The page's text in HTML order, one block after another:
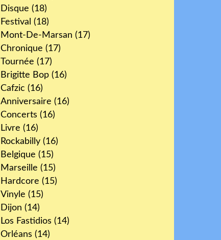
Disque (18)
Festival (18)
Mont-De-Marsan (17)
Chronique (17)
Tournée (17)
Brigitte Bop (16)
Cafzic (16)
Anniversaire (16)
Concerts (16)
Livre (16)
Rockabilly (16)
Belgique (15)
Marseille (15)
Hardcore (15)
Vinyle (15)
Dijon (14)
Los Fastidios (14)
Orléans (14)